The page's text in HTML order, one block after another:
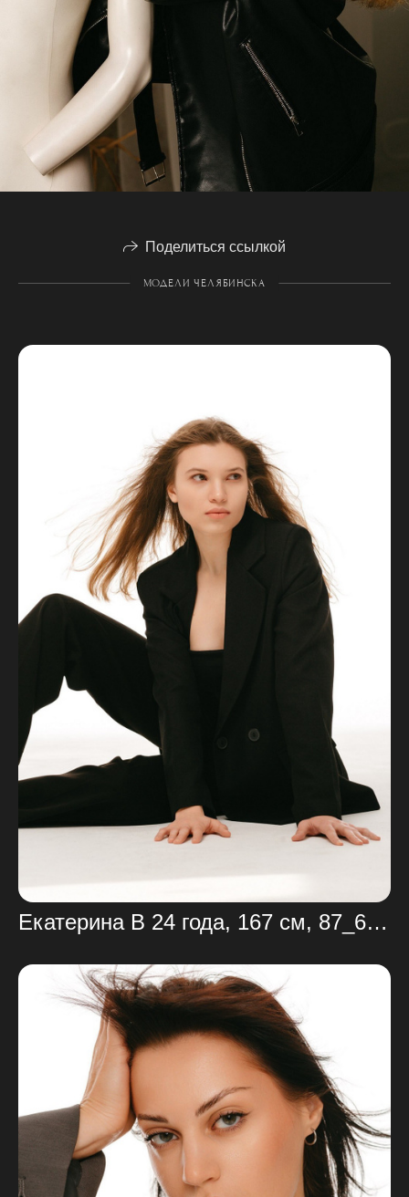
Поделиться ссылкой
МОДЕЛИ ЧЕЛЯБИНСКА
Екатерина В 24 года, 167 см, 87_66_95